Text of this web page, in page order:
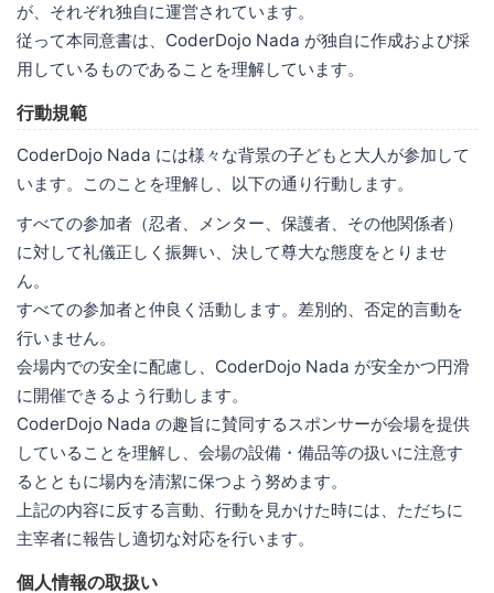
が、それぞれ独自に運営されています。
従って本同意書は、CoderDojo Nada が独自に作成および採
用しているものであることを理解しています。
行動規範
CoderDojo Nada には様々な背景の子どもと大人が参加して
います。このことを理解し、以下の通り行動します。
すべての参加者（忍者、メンター、保護者、その他関係者）
に対して礼儀正しく振舞い、決して尊大な態度をとりませ
ん。
すべての参加者と仲良く活動します。差別的、否定的言動を
行いません。
会場内での安全に配慮し、CoderDojo Nada が安全かつ円滑
に開催できるよう行動します。
CoderDojo Nada の趣旨に賛同するスポンサーが会場を提供
していることを理解し、会場の設備・備品等の扱いに注意す
るとともに場内を清潔に保つよう努めます。
上記の内容に反する言動、行動を見かけた時には、ただちに
主宰者に報告し適切な対応を行います。
個人情報の取扱い